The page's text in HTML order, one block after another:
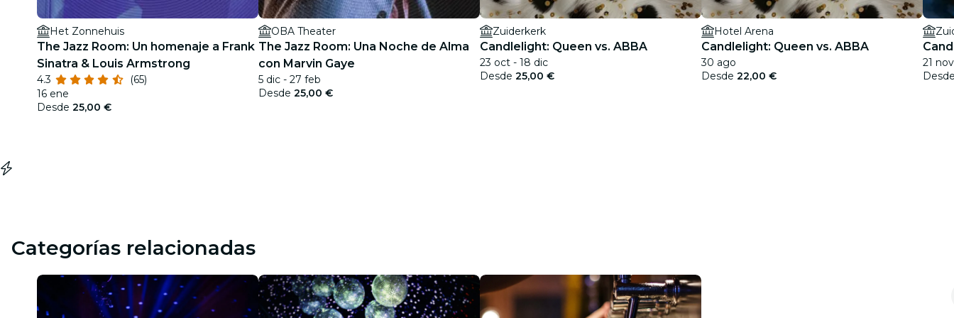
Het Zonnehuis
The Jazz Room: Un homenaje a Frank
Sinatra & Louis Armstrong
4.3
(65)
16 ene
Desde 25,00 €
OBA Theater
The Jazz Room: Una Noche de Alma
con Marvin Gaye
5 dic - 27 feb
Desde 25,00 €
Zuiderkerk
Candlelight: Queen vs. ABBA
23 oct - 18 dic
Desde 25,00 €
Hotel Arena
Candlelight: Queen vs. ABBA
30 ago
Desde 22,00 €
21 nov
Categorías relacionadas